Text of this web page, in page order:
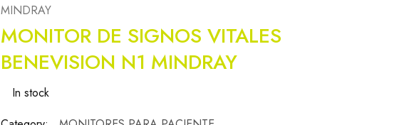
MINDRAY
MONITOR DE SIGNOS VITALES
BENEVISION N1 MINDRAY
In stock